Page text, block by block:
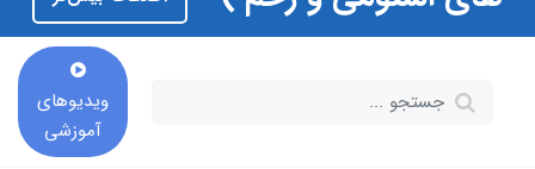
ویدیوهای
آموزشی